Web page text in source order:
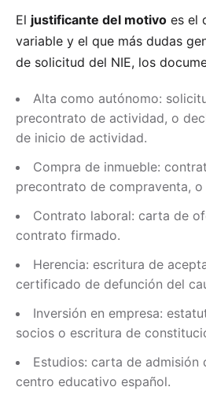
El justificante del motivo es el
variable y el que más dudas
de solicitud del NIE, los
Alta como autónomo:
precontrato de actividad, o
de inicio de actividad.
Compra de inmueble:
precontrato de compraventa,
Contrato laboral: carta de
contrato firmado.
Herencia: escritura de
certificado de defunción del
Inversión en empresa:
socios o escritura de
Estudios: carta de admisión
centro educativo español.